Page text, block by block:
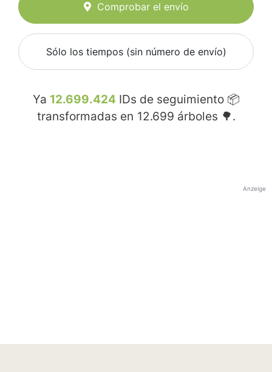
Comprobar el envío
Sólo los tiempos (sin número de envío)
Ya 12.699.424 IDs de seguimiento 📦
transformadas en 12.699 árboles 🌳.
Anzeige